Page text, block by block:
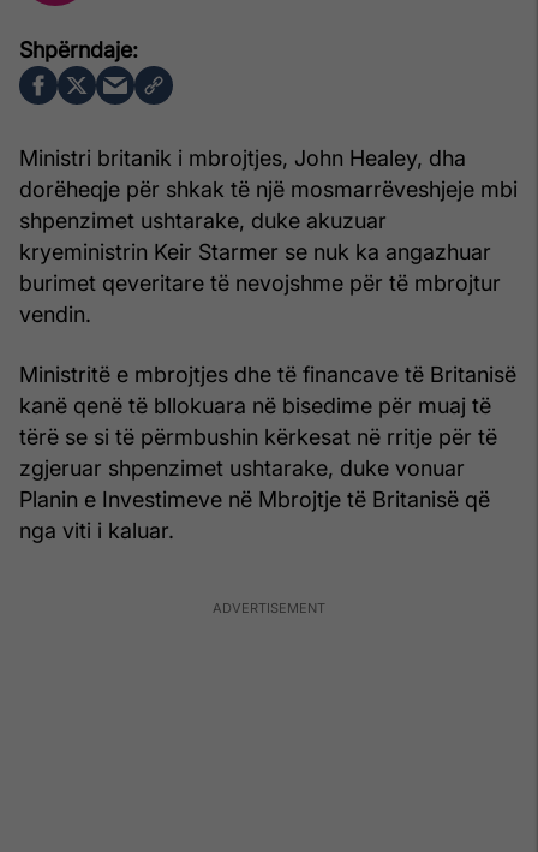
Ministri britanik i mbrojtjes, John Healey, dha
dorëheqje për shkak të një mosmarrëveshjeje mbi
shpenzimet ushtarake, duke akuzuar
kryeministrin Keir Starmer se nuk ka angazhuar
burimet qeveritare të nevojshme për të mbrojtur
vendin.
Ministritë e mbrojtjes dhe të financave të Britanisë
kanë qenë të bllokuara në bisedime për muaj të
tërë se si të përmbushin kërkesat në rritje për të
zgjeruar shpenzimet ushtarake, duke vonuar
Planin e Investimeve në Mbrojtje të Britanisë që
nga viti i kaluar.